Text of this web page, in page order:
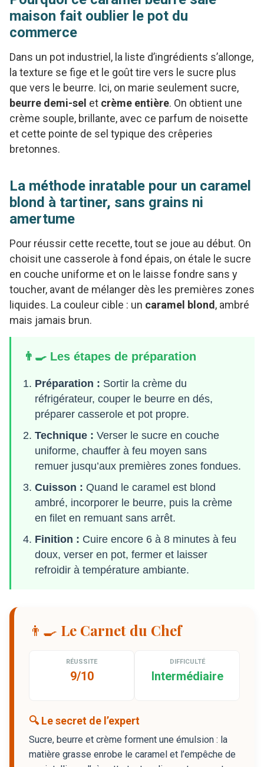
maison fait oublier le pot du
commerce
Dans un pot industriel, la liste d’ingrédients s’allonge,
la texture se fige et le goût tire vers le sucre plus
que vers le beurre. Ici, on marie seulement sucre,
beurre demi-sel et crème entière. On obtient une
crème souple, brillante, avec ce parfum de noisette
et cette pointe de sel typique des crêperies
bretonnes.
La méthode inratable pour un caramel
blond à tartiner, sans grains ni
amertume
Pour réussir cette recette, tout se joue au début. On
choisit une casserole à fond épais, on étale le sucre
en couche uniforme et on le laisse fondre sans y
toucher, avant de mélanger dès les premières zones
liquides. La couleur cible : un caramel blond, ambré
mais jamais brun.
👨‍🍳 Les étapes de préparation
Préparation : Sortir la crème du
réfrigérateur, couper le beurre en dés,
préparer casserole et pot propre.
Technique : Verser le sucre en couche
uniforme, chauffer à feu moyen sans
remuer jusqu’aux premières zones fondues.
Cuisson : Quand le caramel est blond
ambré, incorporer le beurre, puis la crème
en filet en remuant sans arrêt.
Finition : Cuire encore 6 à 8 minutes à feu
doux, verser en pot, fermer et laisser
refroidir à température ambiante.
👨‍🍳 Le Carnet du Chef
RÉUSSITE
9/10
DIFFICULTÉ
Intermédiaire
🔍 Le secret de l’expert
Sucre, beurre et crème forment une émulsion : la
matière grasse enrobe le caramel et l’empêche de